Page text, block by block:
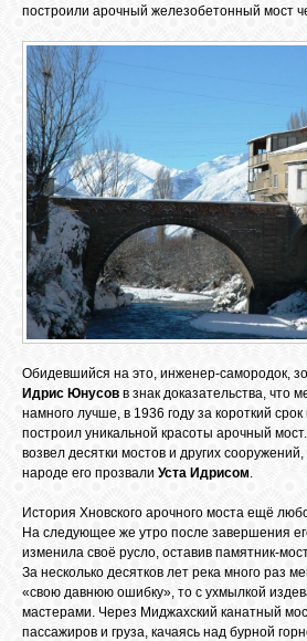
построили арочный железобетонный мост
Обидевшийся на это, инженер-самородок,
Идрис Юнусов в знак доказательства, что
намного лучше, в 1936 году за короткий
построил уникальной красоты арочный
возвел десятки мостов и других
народе его прозвали Уста Идрисом
История Хновского арочного моста ещё
На следующее же утро после завершения
изменила своё русло, оставив памятник-
За несколько десятков лет река много раз
«свою давнюю ошибку», то с ухмылкой
мастерами. Через Миджахский канатный
пассажиров и груза, качаясь над бурной